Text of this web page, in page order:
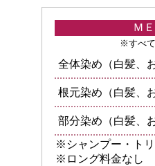
Ｍ
※すべて
全体染め（白髪、
根元染め（白髪、
部分染め（白髪、
※シャンプー・ト
※ロング料金なし